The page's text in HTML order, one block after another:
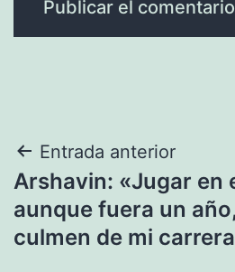
Navegación
de
entradas
Entrada anterior
Arshavin: «Jugar en
aunque fuera un
culmen de mi